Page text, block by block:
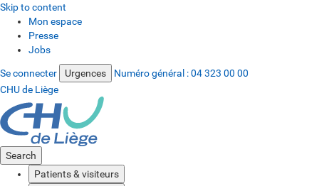
Skip to content
Mon espace
Presse
Jobs
Se connecter Urgences Numéro général :04 323 00 00
CHU de Liège
Search
Patients & visiteurs